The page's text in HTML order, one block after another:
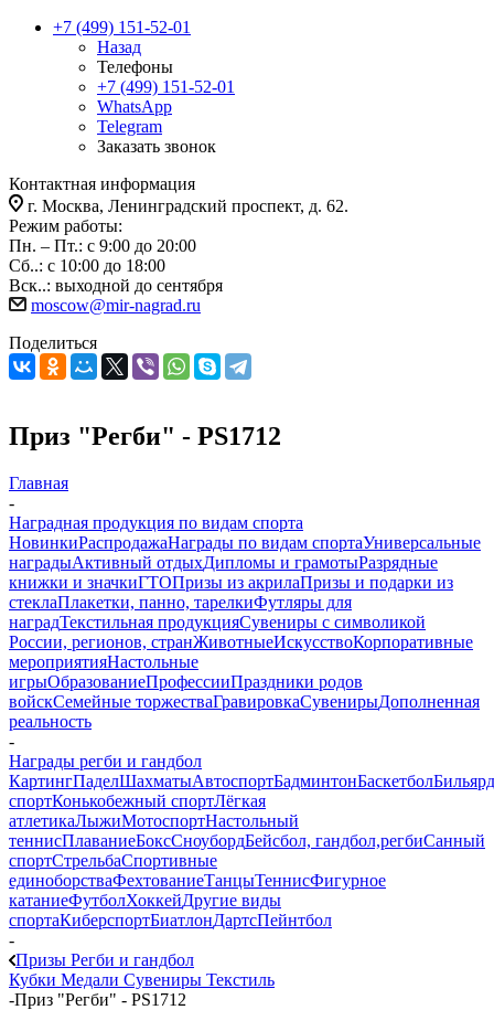
+7 (499) 151-52-01
Назад
Телефоны
+7 (499) 151-52-01
WhatsApp
Telegram
Заказать звонок
Контактная информация
г. Москва, Ленинградский проспект, д. 62.
Режим работы:
Пн. – Пт.: с 9:00 до 20:00
Сб..: с 10:00 до 18:00
Вск..: выходной до сентября
moscow@mir-nagrad.ru
Поделиться
Приз "Регби" - PS1712
Главная
-
Наградная продукция по видам спорта
НовинкиРаспродажаНаграды по видам спортаУниверсальные
наградыАктивный отдыхДипломы и грамотыРазрядные
книжки и значкиГТОПризы из акрилаПризы и подарки из
стеклаПлакетки, панно, тарелкиФутляры для
наградТекстильная продукцияСувениры с символикой
России, регионов, странЖивотныеИскусствоКорпоративные
мероприятияНастольные
игрыОбразованиеПрофессииПраздники родов
войскСемейные торжестваГравировкаСувенирыДополненная
реальность
-
Награды регби и гандбол
КартингПаделШахматыАвтоспортБадминтонБаскетболБильярд
спортКонькобежный спортЛёгкая
атлетикаЛыжиМотоспортНастольный
теннисПлаваниеБоксСноубордБейсбол, гандбол,регбиСанный
спортСтрельбаСпортивные
единоборстваФехтованиеТанцыТеннисФигурное
катаниеФутболХоккейДругие виды
спортаКиберспортБиатлонДартсПейнтбол
-
Призы Регби и гандбол
Кубки Медали Сувениры Текстиль
-Приз "Регби" - PS1712